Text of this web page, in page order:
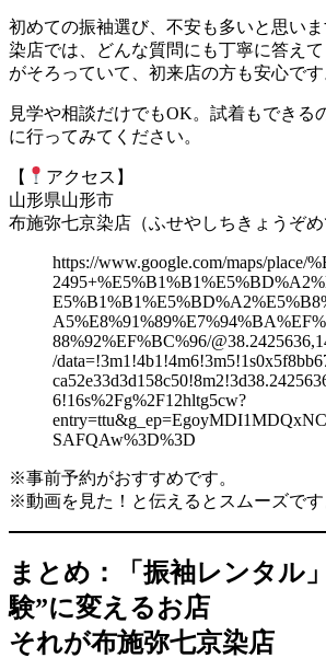
初めての振袖選び、不安も多いと思い
染店では、どんな質問にも丁寧に答え
がそろっていて、初来店の方も安心です
見学や相談だけでもOK。試着もできる
に行ってみてください。
【
アクセス】
山形県山形市
布施弥七京染店（ふせやしちきょうぞめ
https://www.google.com/maps/place/
88%92%EF%BC%96/
/
6!16s%2Fg%2F12hltg5cw?
SAFQAw%3D%3D
※事前予約がおすすめです。
※動画を見た！と伝えるとスムーズです
まとめ：「振袖レンタル
験”に変えるお店
それが布施弥七京染店